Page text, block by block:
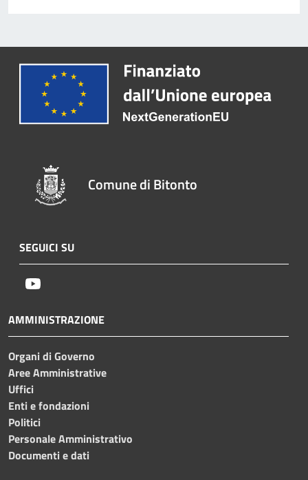
Comune di Bitonto
SEGUICI SU
AMMINISTRAZIONE
Organi di Governo
Aree Amministrative
Uffici
Enti e fondazioni
Politici
Personale Amministrativo
Documenti e dati